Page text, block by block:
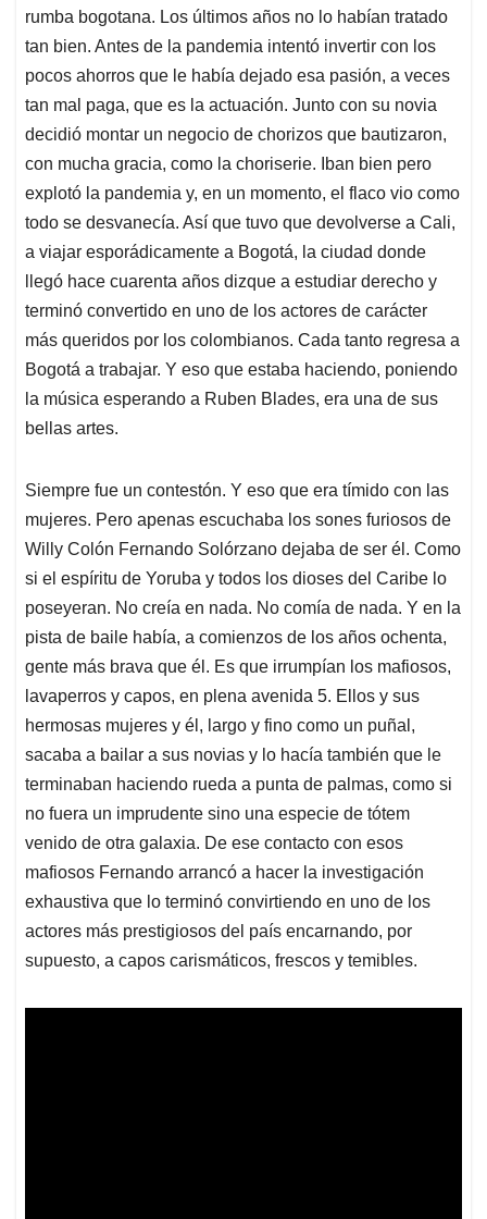
rumba bogotana. Los últimos años no lo habían tratado
tan bien. Antes de la pandemia intentó invertir con los
pocos ahorros que le había dejado esa pasión, a veces
tan mal paga, que es la actuación. Junto con su novia
decidió montar un negocio de chorizos que bautizaron,
con mucha gracia, como la choriserie. Iban bien pero
explotó la pandemia y, en un momento, el flaco vio como
todo se desvanecía. Así que tuvo que devolverse a Cali,
a viajar esporádicamente a Bogotá, la ciudad donde
llegó hace cuarenta años dizque a estudiar derecho y
terminó convertido en uno de los actores de carácter
más queridos por los colombianos. Cada tanto regresa a
Bogotá a trabajar. Y eso que estaba haciendo, poniendo
la música esperando a Ruben Blades, era una de sus
bellas artes.
Siempre fue un contestón. Y eso que era tímido con las
mujeres. Pero apenas escuchaba los sones furiosos de
Willy Colón Fernando Solórzano dejaba de ser él. Como
si el espíritu de Yoruba y todos los dioses del Caribe lo
poseyeran. No creía en nada. No comía de nada. Y en la
pista de baile había, a comienzos de los años ochenta,
gente más brava que él. Es que irrumpían los mafiosos,
lavaperros y capos, en plena avenida 5. Ellos y sus
hermosas mujeres y él, largo y fino como un puñal,
sacaba a bailar a sus novias y lo hacía también que le
terminaban haciendo rueda a punta de palmas, como si
no fuera un imprudente sino una especie de tótem
venido de otra galaxia. De ese contacto con esos
mafiosos Fernando arrancó a hacer la investigación
exhaustiva que lo terminó convirtiendo en uno de los
actores más prestigiosos del país encarnando, por
supuesto, a capos carismáticos, frescos y temibles.